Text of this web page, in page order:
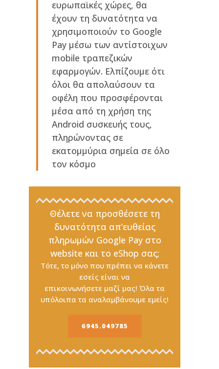
ευρωπαϊκές χώρες, θα
έχουν τη δυνατότητα να
χρησιμοποιούν το Google
Pay μέσω των αντίστοιχων
mobile τραπεζικών
εφαρμογών. Ελπίζουμε ότι
όλοι θα απολαύσουν τα
οφέλη που προσφέρονται
μέσα από τη χρήση της
Android συσκευής τους,
πληρώνοντας σε
εκατομμύρια σημεία σε όλο
τον κόσμο
Θέλετε να προσθέσετε τη
δυνατότητα απ’ευθείας
πληρωμών Google Pay στο
website και το eShop σας;
Τότε, το μόνο που πρέπει να κάνετε
εσείς είναι να
επικοινωνήσετε μαζί μας! Όλα τα
υπόλοιπα τα αναλαμβάνουμε εμείς!
6945.049785